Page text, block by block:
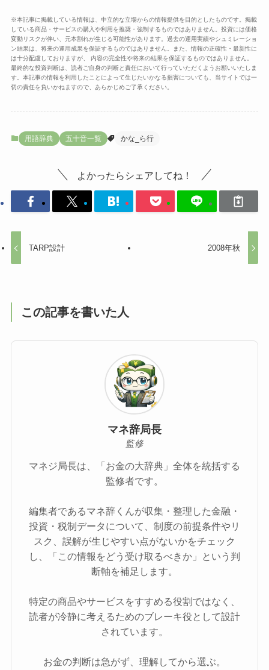
※本記事に掲載している情報は、中立的な立場からの情報提供を目的としたものです。掲載
している商品・サービスの購入や利用を推奨・強制するものではありません。投資には価格
変動リスクが伴い、元本割れが生じる可能性があります。過去の運用実績やシュミレーショ
ン結果は、将来の運用成果を保証するものではありません。また、情報の正確性・最新性に
は十分配慮しておりますが、 内容の完全性や将来の結果を保証するものではありません。
最終的な投資判断は、読者ご自身の判断と責任において行っていただくようお願いいたしま
す。本記事の情報を利用したことによって生じたいかなる損害についても、当サイトでは一
切の責任を負いかねますので、あらかじめご了承ください。
用語辞典 五十音一覧 かな_ら行
よかったらシェアしてね！
TARP設計 2008年秋
この記事を書いた人
マネ辞局長
監修
マネジ局長は、「お金の大辞典」全体を統括する
監修者です。
編集者であるマネ辞くんが収集・整理した金融・
投資・税制データについて、制度の前提条件やリ
スク、誤解が生じやすい点がないかをチェック
し、「この情報をどう受け取るべきか」という判
断軸を補足します。
特定の商品やサービスをすすめる役割ではなく、
読者が冷静に考えるためのブレーキ役として設計
されています。
お金の判断は急がず、理解してから選ぶ。